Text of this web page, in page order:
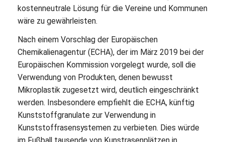
kostenneutrale Lösung für die Vereine und Kommunen
wäre zu gewährleisten.
Nach einem Vorschlag der Europäischen
Chemikalienagentur (ECHA), der im März 2019 bei der
Europäischen Kommission vorgelegt wurde, soll die
Verwendung von Produkten, denen bewusst
Mikroplastik zugesetzt wird, deutlich eingeschränkt
werden. Insbesondere empfiehlt die ECHA, künftig
Kunststoffgranulate zur Verwendung in
Kunststoffrasensystemen zu verbieten. Dies würde